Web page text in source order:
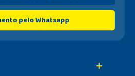
pelo Whatsapp